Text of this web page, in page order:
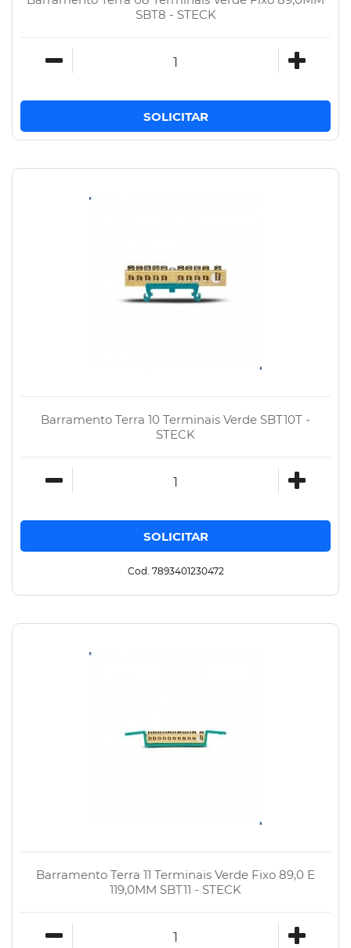
SBT8 - STECK
Barramento Terra 10 Terminais Verde SBT10T -
STECK
Cod. 7893401230472
Barramento Terra 11 Terminais Verde Fixo 89,0 E
119,0MM SBT11 - STECK